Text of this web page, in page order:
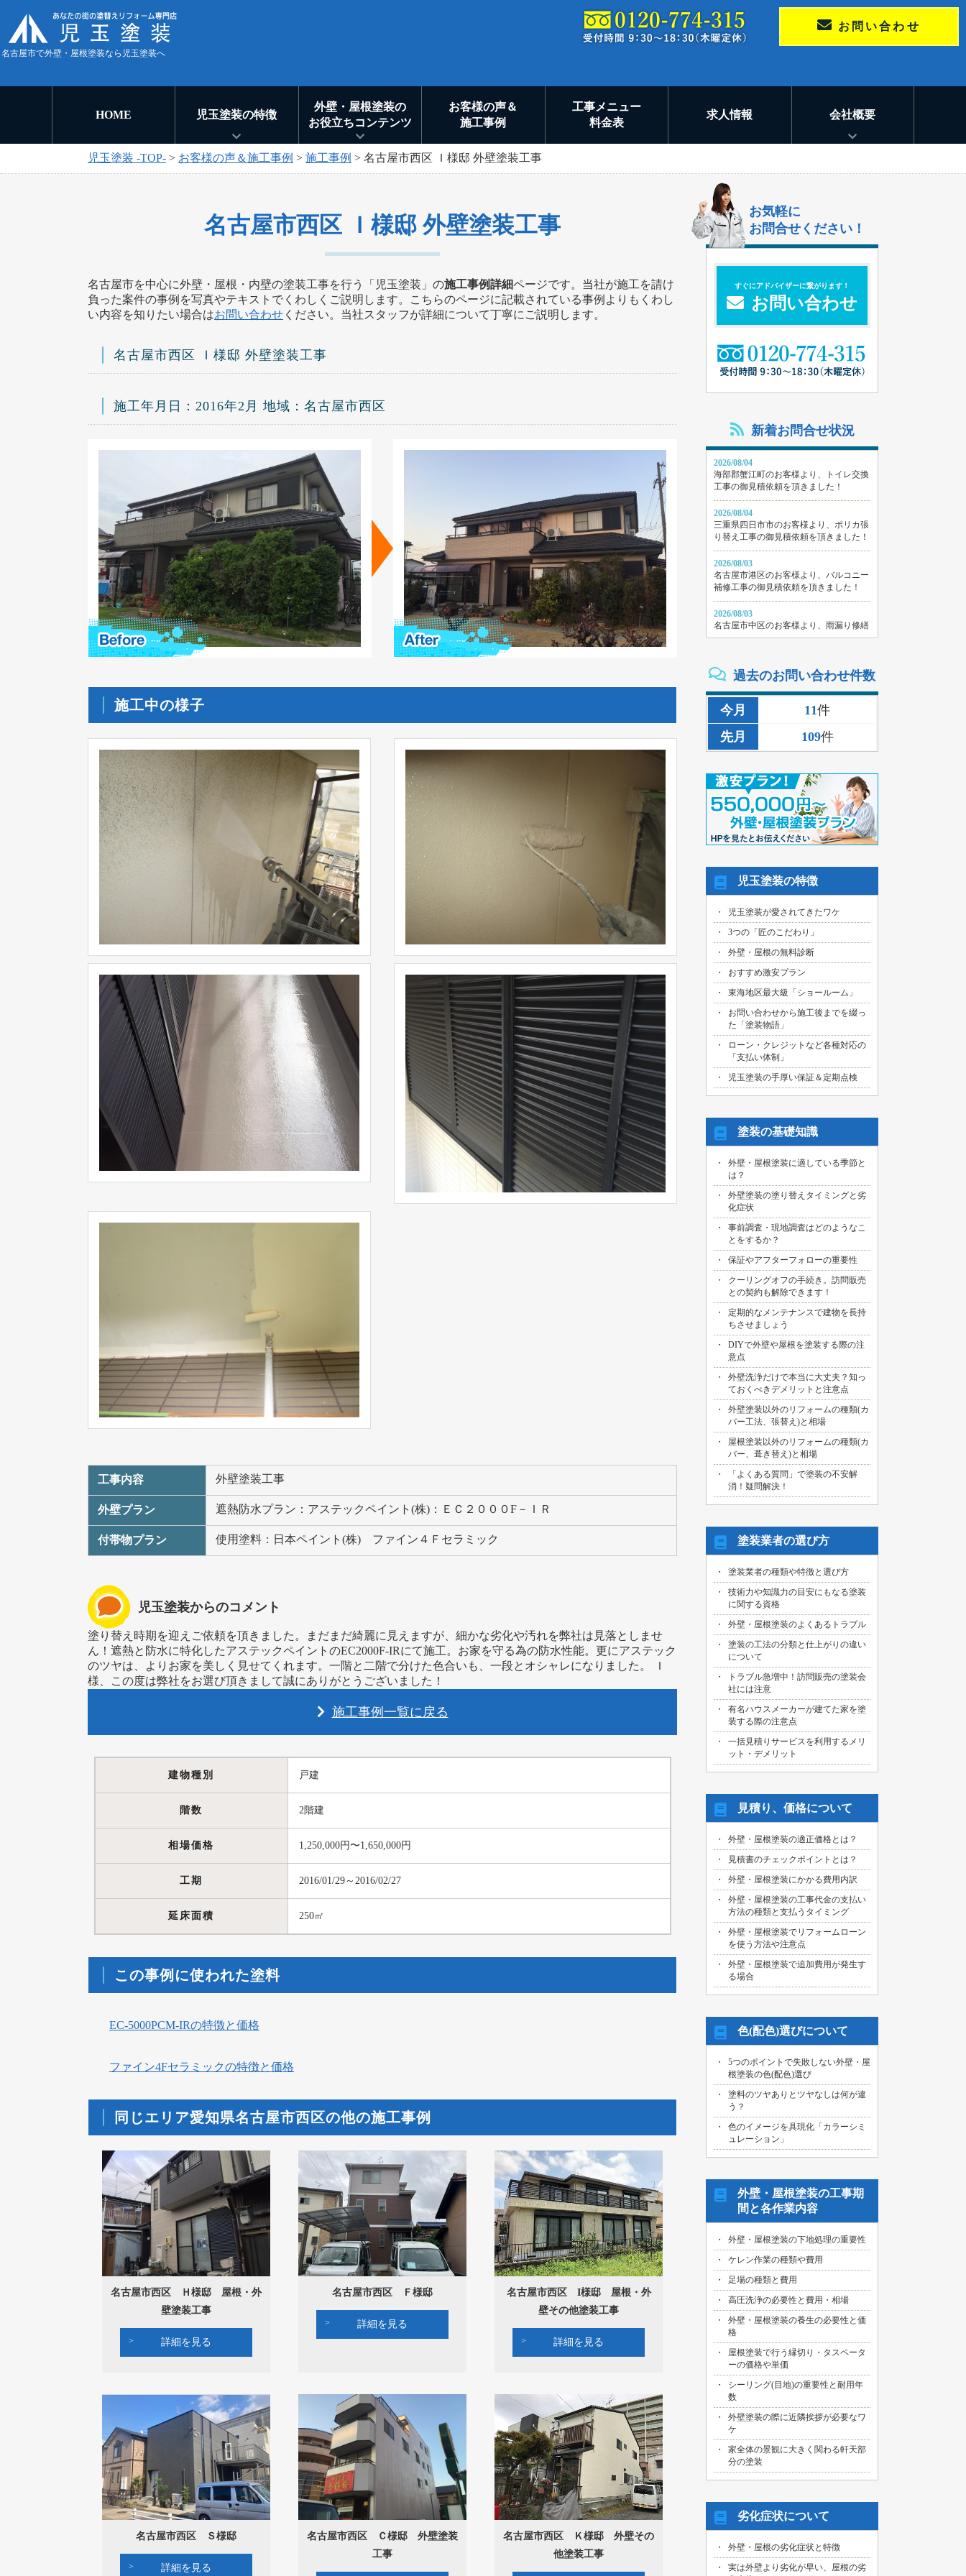
名古屋市で外壁・屋根塗装なら児玉塗装へ
お問い合わせ
HOME 児玉塗装の特徴
外壁・屋根塗装の
お役立ちコンテンツ
お客様の声＆
施工事例
工事メニュー
料金表
求人情報 会社概要
児玉塗装 -TOP- > お客様の声＆施工事例 > 施工事例 > 名古屋市西区 Ｉ様邸 外壁塗装工事
名古屋市西区 Ｉ様邸 外壁塗装工事
名古屋市を中心に外壁・屋根・内壁の塗装工事を行う「児玉塗装」の施工事例詳細ページです。当社が施工を請け
負った案件の事例を写真やテキストでくわしくご説明します。こちらのページに記載されている事例よりもくわし
い内容を知りたい場合はお問い合わせ ください。当社スタッフが詳細について丁寧にご説明します。
名古屋市西区 Ｉ様邸 外壁塗装工事
施工年月日：2016年2月 地域：名古屋市西区
施工中の様子
工事内容 外壁塗装工事
外壁プラン 遮熱防水プラン：アステックペイント(株)：ＥＣ２０００F－ＩＲ
付帯物プラン 使用塗料：日本ペイント(株) ファイン４Ｆセラミック
児玉塗装からのコメント
塗り替え時期を迎えご依頼を頂きました。まだまだ綺麗に見えますが、細かな劣化や汚れを弊社は見落としませ
ん！遮熱と防水に特化したアステックペイントのEC2000F-IRにて施工。お家を守る為の防水性能。更にアステック
のツヤは、よりお家を美しく見せてくれます。一階と二階で分けた色合いも、一段とオシャレになりました。 Ｉ
様、この度は弊社をお選び頂きまして誠にありがとうございました！
施工事例一覧に戻る
建物種別 戸建
階数 2階建
相場価格 1,250,000円〜1,650,000円
工期 2016/01/29～2016/02/27
延床面積 250㎡
この事例に使われた塗料
EC-5000PCM-IRの特徴と価格
ファイン4Fセラミックの特徴と価格
同じエリア愛知県名古屋市西区の他の施工事例
名古屋市西区 Ｈ様邸 屋根・外
壁塗装工事
詳細を見る
名古屋市西区 Ｆ様邸
詳細を見る
名古屋市西区 I様邸 屋根・外
壁その他塗装工事
詳細を見る
名古屋市西区 Ｓ様邸
詳細を見る
名古屋市西区 Ｃ様邸 外壁塗装
工事
名古屋市西区 Ｋ様邸 外壁その
他塗装工事
お気軽に
お問合せください！
すぐにアドバイザーに繋がります！
お問い合わせ
新着お問合せ状況
2026/08/04
海部郡蟹江町のお客様より、トイレ交換
工事の御見積依頼を頂きました！
2026/08/04
三重県四日市市のお客様より、ポリカ張
り替え工事の御見積依頼を頂きました！
2026/08/03
名古屋市港区のお客様より、バルコニー
補修工事の御見積依頼を頂きました！
2026/08/03
名古屋市中区のお客様より、雨漏り修繕
工事の御見積依頼を頂きました！
三重県いなべ市のお客様より、外壁その
頂きました！
2026/08/02
名古屋市名東区のお客様より、雨漏り補
修工事の御見積依頼を頂きました！
2026/08/01
名古屋市千種区のお客様より、外壁その
他塗装工事の御見積依頼を頂きました！
2026/08/01
名古屋市中川区のお客様より、雨漏れ修
2026/08/01
名古屋市名東区のお客様より、換気ファ
2026/08/01
名古屋市東区のお客様より、外壁その他
塗装工事の御見積依頼を頂きました！
2026/08/01
名古屋市天白区のお客様より、屋根外壁
その他塗装、ベランダ防水工事の御見積
依頼を頂きました！
2026/07/31
名古屋市東区のお客様より、原状回復工
事の御見積依頼を頂きました！
2026/07/31
2026/07/31
塗装工事の御見積依頼を頂きました！
2026/07/31
名古屋市守山区のお客様より、屋根塗装
工事の御見積依頼を頂きました！
2026/07/29
愛知県知多市のお客様より、外壁塗装・
ベランダ防水工事の御見積依頼を頂きま
した！
2026/07/29
名古屋市中川区のお客様より、外壁その
他塗装工事の御見積依頼を頂きました！
2026/07/31
海部郡大治町のお客様より、屋根・外壁
その他塗装工事の御見積依頼を頂きまし
た！
2026/07/30
名古屋市名東区のお客様より、屋上バル
コニー防水工事の御見積依頼を頂きまし
た！
2026/07/29
名古屋市千種区のお客様より、エントラ
ンス雨漏り修繕工事の御見積依頼を頂き
過去のお問い合わせ件数
今月 11件
先月
109件
児玉塗装の特徴
児玉塗装が愛されてきたワケ
3つの「匠のこだわり」
外壁・屋根の無料診断
おすすめ激安プラン
東海地区最大級「ショールーム」
お問い合わせから施工後までを綴っ
た「塗装物語」
ローン・クレジットなど各種対応の
「支払い体制」
児玉塗装の手厚い保証＆定期点検
塗装の基礎知識
外壁・屋根塗装に適している季節と
は？
外壁塗装の塗り替えタイミングと劣
化症状
事前調査・現地調査はどのようなこ
とをするか？
保証やアフターフォローの重要性
クーリングオフの手続き。訪問販売
との契約も解除できます！
定期的なメンテナンスで建物を長持
ちさせましょう
DIYで外壁や屋根を塗装する際の注
意点
外壁洗浄だけで本当に大丈夫？知っ
ておくべきデメリットと注意点
外壁塗装以外のリフォームの種類(カ
バー工法、張替え)と相場
屋根塗装以外のリフォームの種類(カ
バー、葺き替え)と相場
「よくある質問」で塗装の不安解
消！疑問解決！
塗装業者の選び方
塗装業者の種類や特徴と選び方
技術力や知識力の目安にもなる塗装
に関する資格
外壁・屋根塗装のよくあるトラブル
塗装の工法の分類と仕上がりの違い
について
トラブル急増中！訪問販売の塗装会
社には注意
有名ハウスメーカーが建てた家を塗
装する際の注意点
一括見積りサービスを利用するメリ
ット・デメリット
見積り、価格について
外壁・屋根塗装の適正価格とは？
見積書のチェックポイントとは？
外壁・屋根塗装にかかる費用内訳
外壁・屋根塗装の工事代金の支払い
方法の種類と支払うタイミング
外壁・屋根塗装でリフォームローン
を使う方法や注意点
外壁・屋根塗装で追加費用が発生す
る場合
色(配色)選びについて
5つのポイントで失敗しない外壁・屋
根塗装の色(配色)選び
塗料のツヤありとツヤなしは何が違
う？
色のイメージを具現化「カラーシミ
ュレーション」
外壁・屋根塗装の工事期
間と各作業内容
外壁・屋根塗装の下地処理の重要性
ケレン作業の種類や費用
足場の種類と費用
高圧洗浄の必要性と費用・相場
外壁・屋根塗装の養生の必要性と価
格
屋根塗装で行う縁切り・タスペータ
ーの価格や単価
シーリング(目地)の重要性と耐用年
数
外壁塗装の際に近隣挨拶が必要なワ
ケ
家全体の景観に大きく関わる軒天部
分の塗装
劣化症状について
外壁・屋根の劣化症状と特徴
実は外壁より劣化が早い、屋根の劣